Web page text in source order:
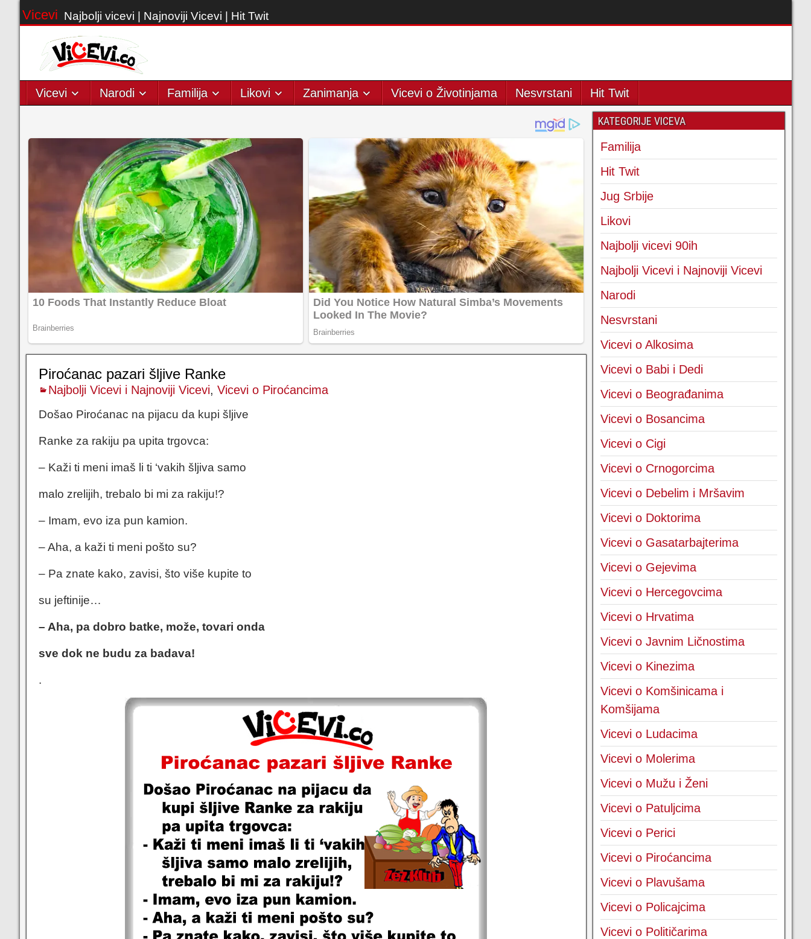
Vicevi Najbolji vicevi | Najnoviji Vicevi | Hit Twit
Vicevi Narodi Familija Likovi Zanimanja Vicevi o Životinjama Nesvrstani Hit Twit
Piroćanac pazari šljive Ranke
Najbolji Vicevi i Najnoviji Vicevi, Vicevi o Piroćancima
Došao Piroćanac na pijacu da kupi šljive
Ranke za rakiju pa upita trgovca:
– Kaži ti meni imaš li ti ‘vakih šljiva samo
malo zrelijih, trebalo bi mi za rakiju!?
– Imam, evo iza pun kamion.
– Aha, a kaži ti meni pošto su?
– Pa znate kako, zavisi, što više kupite to
su jeftinije…
– Aha, pa dobro batke, može, tovari onda
sve dok ne budu za badava!
.
KATEGORIJE VICEVA
Familija
Hit Twit
Jug Srbije
Likovi
Najbolji vicevi 90ih
Najbolji Vicevi i Najnoviji Vicevi
Narodi
Nesvrstani
Vicevi o Alkosima
Vicevi o Babi i Dedi
Vicevi o Beograđanima
Vicevi o Bosancima
Vicevi o Cigi
Vicevi o Crnogorcima
Vicevi o Debelim i Mršavim
Vicevi o Doktorima
Vicevi o Gasatarbajterima
Vicevi o Gejevima
Vicevi o Hercegovcima
Vicevi o Hrvatima
Vicevi o Javnim Ličnostima
Vicevi o Kinezima
Vicevi o Komšinicama i
Komšijama
Vicevi o Ludacima
Vicevi o Molerima
Vicevi o Mužu i Ženi
Vicevi o Patuljcima
Vicevi o Perici
Vicevi o Piroćancima
Vicevi o Plavušama
Vicevi o Policajcima
Vicevi o Političarima